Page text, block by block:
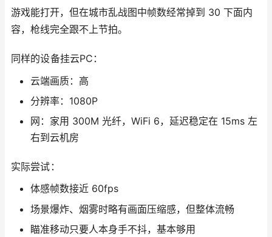
游戏能打开，但在城市乱战图中帧数经常掉到 30 下面内
容，枪线完全跟不上节拍。
同样的设备挂云PC：
云端画质：高
分辨率：1080P
网：家用 300M 光纤，WiFi 6，延迟稳定在 15ms 左
右到云机房
实际尝试：
体感帧数接近 60fps
场景爆炸、烟雾时略有画面压缩感，但整体流畅
瞄准移动只要人本身手不抖，基本够用